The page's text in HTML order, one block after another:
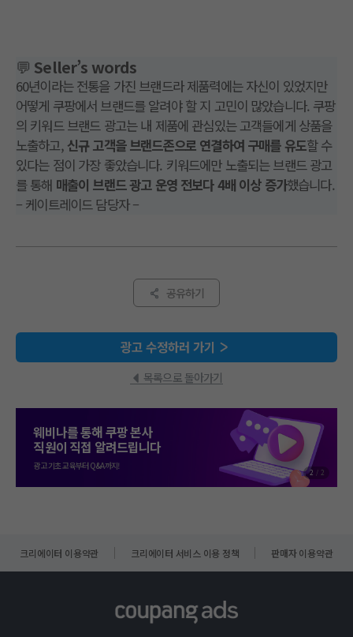
💬 Seller’s words
60년이라는 전통을 가진 브랜드라 제품력에는 자신이 있었지만
어떻게 쿠팡에서 브랜드를 알려야 할 지 고민이 많았습니다. 쿠팡
의 키워드 브랜드 광고는 내 제품에 관심있는 고객들에게 상품을
노출하고, 신규 고객을 브랜드존으로 연결하여 구매를 유도할 수
있다는 점이 가장 좋았습니다. 키워드에만 노출되는 브랜드 광고
를 통해 매출이 브랜드 광고 운영 전보다 4배 이상 증가했습니다.
– 케이트레이드 담당자 –
공유하기
광고 수정하러 가기
목록으로 돌아가기
웨비나를 통해 쿠팡 본사
직원이 직접 알려드립니다
광고 기초 교육부터 Q&A까지!
2 / 2
크리에이터 이용약관 크리에이터 서비스 이용 정책 판매자 이용약관